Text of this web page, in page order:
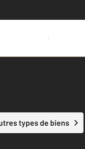
Estimer votre bien
types de biens